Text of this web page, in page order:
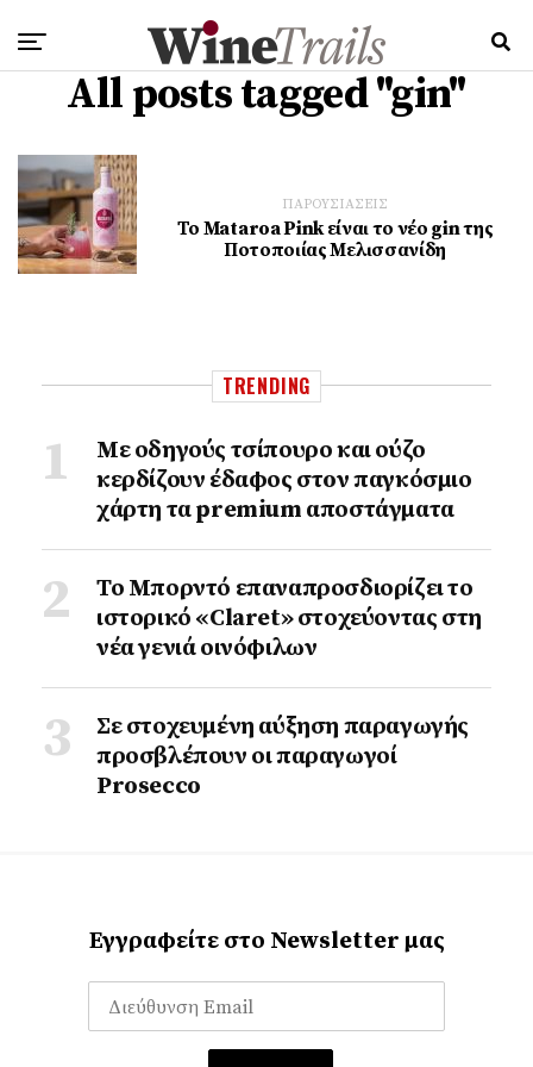
All posts tagged "gin"
ΠΑΡΟΥΣΙΑΣΕΙΣ
Το Mataroa Pink είναι το νέο gin της
Ποτοποιίας Μελισσανίδη
TRENDING
Με οδηγούς τσίπουρο και ούζο
κερδίζουν έδαφος στoν παγκόσμιο
χάρτη τα premium αποστάγματα
Το Μπορντό επαναπροσδιορίζει το
ιστορικό «Claret» στοχεύοντας στη
νέα γενιά οινόφιλων
Σε στοχευμένη αύξηση παραγωγής
προσβλέπουν οι παραγωγοί
Prosecco
Εγγραφείτε στο Newsletter μας